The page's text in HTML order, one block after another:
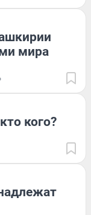
мира
кого?